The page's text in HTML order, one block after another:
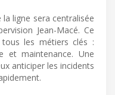
ligne sera centralisée
Jean-Macé. Ce
les métiers clés :
et maintenance. Une
anticiper les incidents